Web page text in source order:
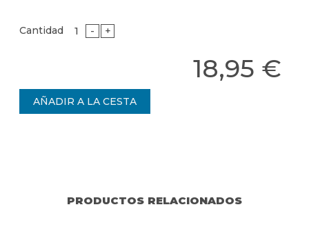
Cantidad - +
18,95 €
PRODUCTOS RELACIONADOS